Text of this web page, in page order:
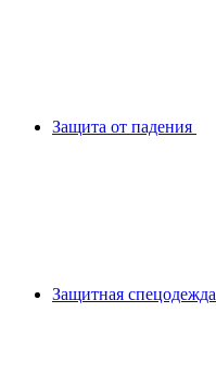
Защита от падения
Защитная спецодежда